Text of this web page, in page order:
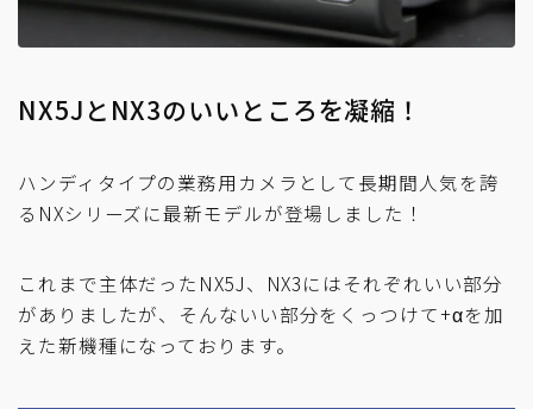
NX5JとNX3のいいところを凝縮！
ハンディタイプの業務用カメラとして長期間人気を誇
るNXシリーズに最新モデルが登場しました！
これまで主体だったNX5J、NX3にはそれぞれいい部分
がありましたが、そんないい部分をくっつけて+αを加
えた新機種になっております。